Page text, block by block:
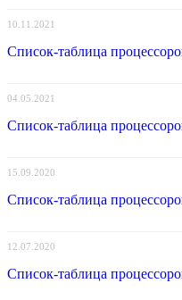
10.11.2021
Список-таблица
04.05.2021
Список-таблица
15.09.2020
Список-таблица
12.07.2020
Список-таблица